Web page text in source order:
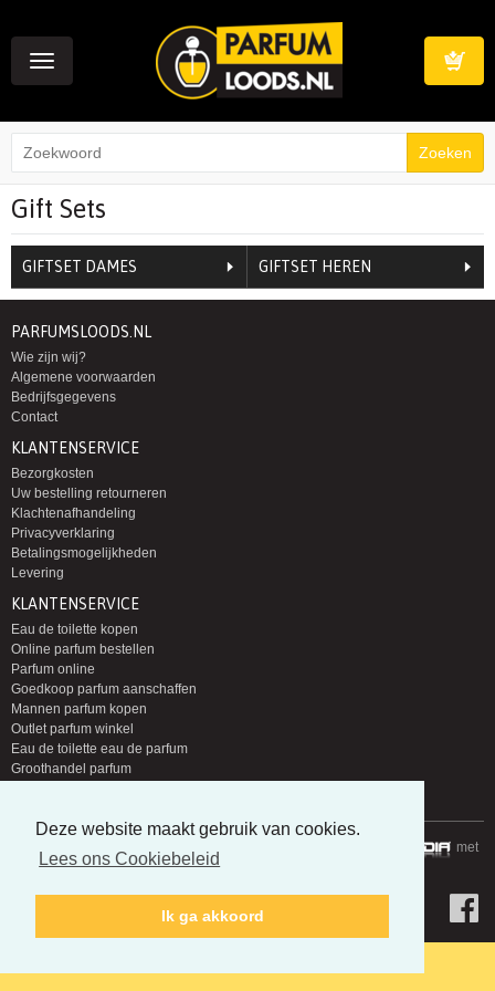
Deze website maakt gebruik van cookies.
Lees ons Cookiebeleid
Ik ga akkoord
Toggle
navigation
Gift Sets
GIFTSET DAMES GIFTSET HEREN
PARFUMSLOODS.NL
Wie zijn wij?
Algemene voorwaarden
Bedrijfsgegevens
Contact
KLANTENSERVICE
Bezorgkosten
Uw bestelling retourneren
Klachtenafhandeling
Privacyverklaring
Betalingsmogelijkheden
Levering
KLANTENSERVICE
Eau de toilette kopen
Online parfum bestellen
Parfum online
Goedkoop parfum aanschaffen
Mannen parfum kopen
Outlet parfum winkel
Eau de toilette eau de parfum
Groothandel parfum
met